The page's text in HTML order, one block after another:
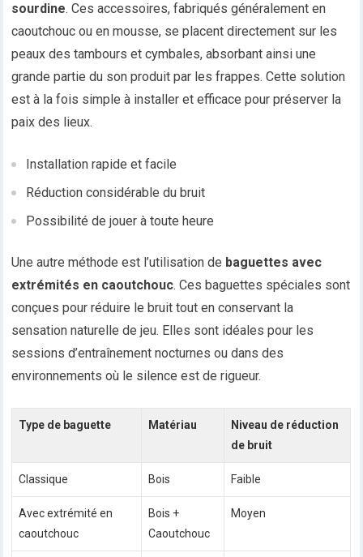
sourdine. Ces accessoires, fabriqués généralement en
caoutchouc ou en mousse, se placent directement sur les
peaux des tambours et cymbales, absorbant ainsi une
grande partie du son produit par les frappes. Cette solution
est à la fois simple à installer et efficace pour préserver la
paix des lieux.
Installation rapide et facile
Réduction considérable du bruit
Possibilité de jouer à toute heure
Une autre méthode est l’utilisation de baguettes avec
extrémités en caoutchouc. Ces baguettes spéciales sont
conçues pour réduire le bruit tout en conservant la
sensation naturelle de jeu. Elles sont idéales pour les
sessions d’entraînement nocturnes ou dans des
environnements où le silence est de rigueur.
Type de baguette Matériau
Niveau de réduction
de bruit
Classique Bois Faible
Avec extrémité en
caoutchouc
Bois +
Caoutchouc
Moyen